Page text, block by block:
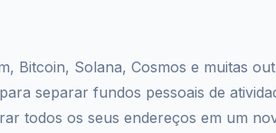
Bitcoin, Solana, Cosmos e muitas
separar fundos pessoais de
todos os seus endereços em um